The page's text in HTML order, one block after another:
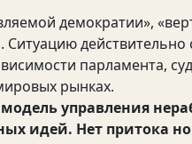
демократии»,
парламента,
рынках.
управления
идей. Нет притока